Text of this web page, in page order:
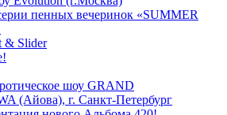
пенных вечеринок «SUMMER
& Slider
шоу GRAND
(Айова), г. Санкт-Петербург